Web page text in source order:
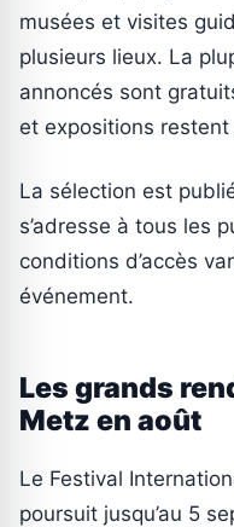
musées et visites
plusieurs lieux. La
annoncés sont
et expositions
La sélection est
s’adresse à tous les
conditions d’accès
événement.
Les grands
Metz en août
Le Festival
poursuit jusqu’au 5